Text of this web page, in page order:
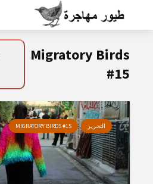
Migratory Birds
#15
التحرير MIGRATORY BIRDS #15